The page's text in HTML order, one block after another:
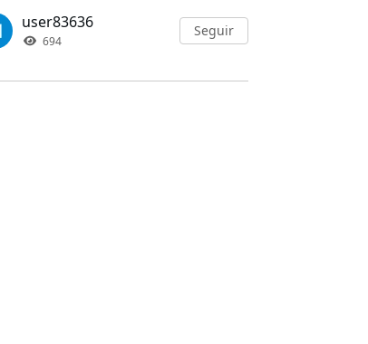
user83636
694
Seguir